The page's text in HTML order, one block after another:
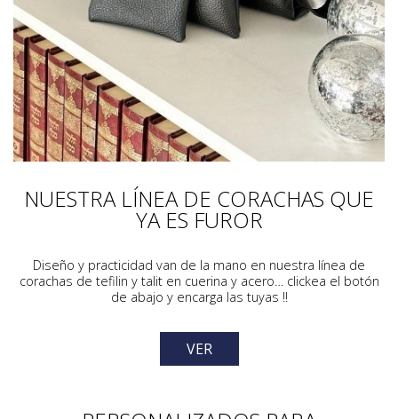
NUESTRA LÍNEA DE CORACHAS QUE
YA ES FUROR
Diseño y practicidad van de la mano en nuestra línea de
corachas de tefilin y talit en cuerina y acero… clickea el botón
de abajo y encarga las tuyas !!
VER